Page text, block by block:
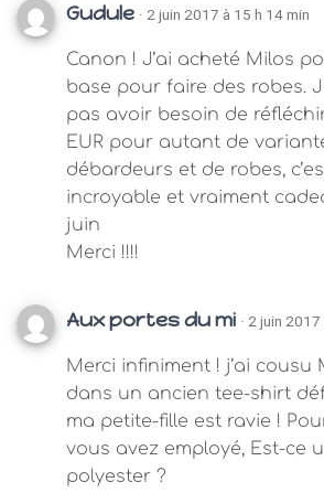
Gudule · 2 juin 2017 à 15 h 14 min
Canon ! J’ai acheté Milos
base pour faire des robes.
pas avoir besoin de
EUR pour autant de
débardeurs et de robes,
incroyable et vraiment
juin
Merci !!!!
Aux portes du mi · 2 juin
Merci infiniment ! j’ai cousu
dans un ancien tee-shirt
ma petite-fille est ravie !
vous avez employé, Est-ce
polyester ?